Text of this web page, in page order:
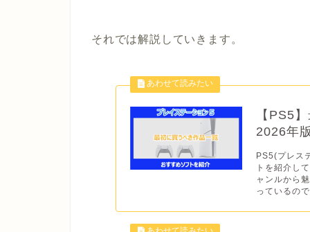
それでは解説していきます。
【PS5
2026年
PS5(プレス
トを紹介し
ャンルから
っているの